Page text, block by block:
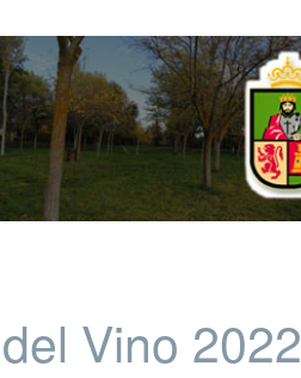
Vino 2022